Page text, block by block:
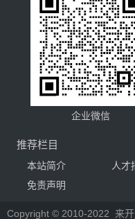
企业微信
推荐栏目
本站简介 人才
免责声明
Copyright © 2010-2022 来